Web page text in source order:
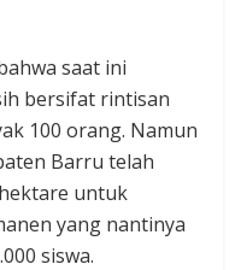
saat ini
bersifat rintisan
100 orang. Namun
Barru telah
untuk
yang nantinya
siswa.